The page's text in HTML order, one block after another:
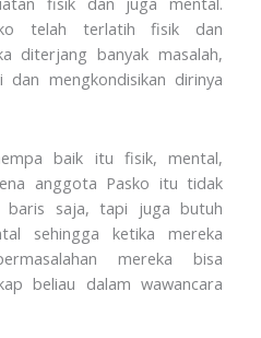
telah terlatih fisik dan
diterjang banyak masalah,
mengkondisikan dirinya
baik itu fisik, mental,
anggota Pasko itu tidak
saja, tapi juga butuh
sehingga ketika mereka
mereka bisa
beliau dalam wawancara